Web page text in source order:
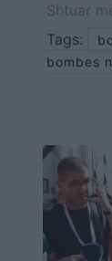
Shtuar
Tags:
bombes